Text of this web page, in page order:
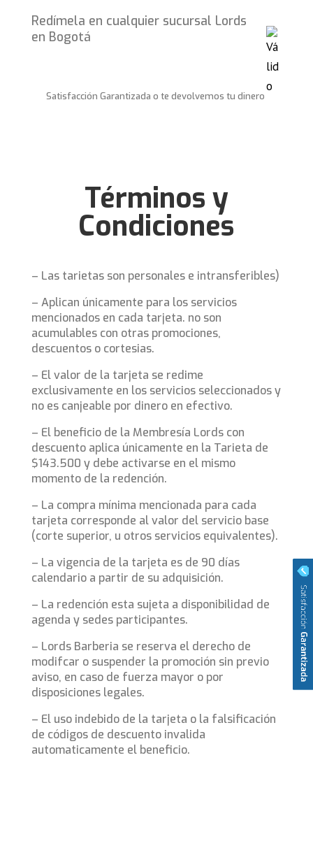
Redímela en cualquier sucursal Lords
en Bogotá
Satisfacción Garantizada o te devolvemos tu dinero
Términos y
Condiciones
– Las tarietas son personales e intransferibles)
– Aplican únicamente para los servicios
mencionados en cada tarjeta. no son
acumulables con otras promociones,
descuentos o cortesias.
– El valor de la tarjeta se redime
exclusivamente en los servicios seleccionados y
no es canjeable por dinero en efectivo.
– El beneficio de la Membresía Lords con
descuento aplica únicamente en la Tarieta de
$143.500 y debe activarse en el mismo
momento de la redención.
– La compra mínima mencionada para cada
tarjeta corresponde al valor del servicio base
(corte superior, u otros servicios equivalentes).
– La vigencia de la tarjeta es de 90 días
calendario a partir de su adquisición.
– La redención esta sujeta a disponibilidad de
agenda y sedes participantes.
– Lords Barberia se reserva el derecho de
modifcar o suspender la promoción sin previo
aviso, en caso de fuerza mayor o por
disposiciones legales.
– El uso indebido de la tarjeta o la falsificación
de códigos de descuento invalida
automaticamente el beneficio.